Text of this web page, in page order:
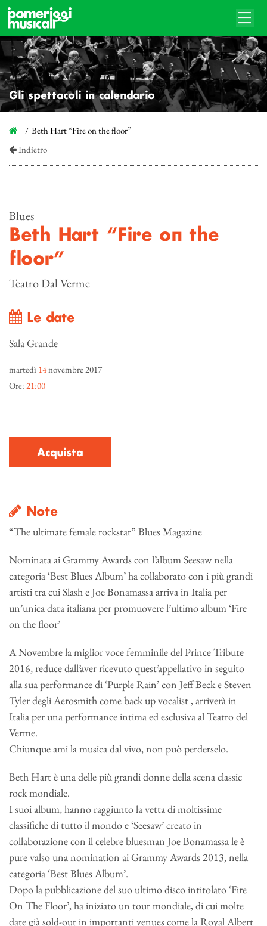
Gli spettacoli in calendario
Beth Hart “Fire on the floor”
Indietro
Blues
Beth Hart “Fire on the
floor”
Teatro Dal Verme
Le date
Sala Grande
martedì 14novembre 2017
Ore: 21:00
Acquista
Note
“The ultimate female rockstar” Blues Magazine
Nominata ai Grammy Awards con l’album Seesaw nella
categoria ‘Best Blues Album’ ha collaborato con i più grandi
artisti tra cui Slash e Joe Bonamassa arriva in Italia per
un’unica data italiana per promuovere l’ultimo album ‘Fire
on the floor’
A Novembre la miglior voce femminile del Prince Tribute
2016, reduce dall’aver ricevuto quest’appellativo in seguito
alla sua performance di ‘Purple Rain’ con Jeff Beck e Steven
Tyler degli Aerosmith come back up vocalist , arriverà in
Italia per una performance intima ed esclusiva al Teatro del
Verme.
Chiunque ami la musica dal vivo, non può perderselo.
Beth Hart è una delle più grandi donne della scena classic
rock mondiale.
I suoi album, hanno raggiunto la vetta di moltissime
classifiche di tutto il mondo e ‘Seesaw’ creato in
collaborazione con il celebre bluesman Joe Bonamassa le è
pure valso una nomination ai Grammy Awards 2013, nella
categoria ‘Best Blues Album’.
Dopo la pubblicazione del suo ultimo disco intitolato ‘Fire
On The Floor’, ha iniziato un tour mondiale, di cui molte
date già sold-out in importanti venues come la Royal Albert